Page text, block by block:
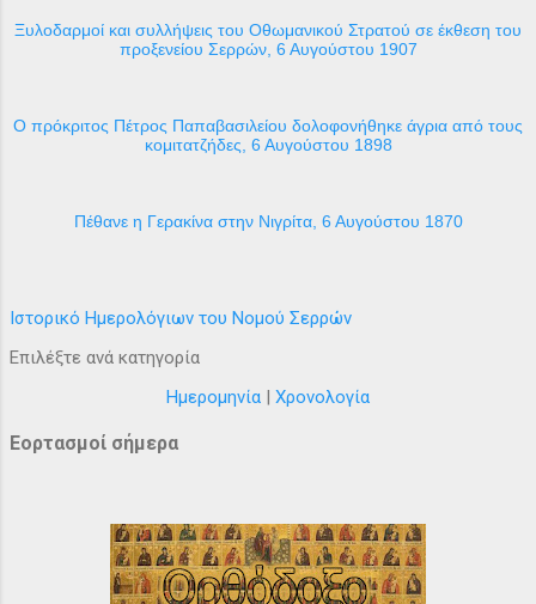
Ξυλοδαρμοί και συλλήψεις του Οθωμανικού Στρατού σε έκθεση του
προξενείου Σερρών, 6 Αυγούστου 1907
Ο πρόκριτος Πέτρος Παπαβασιλείου δολοφονήθηκε άγρια από τους
κομιτατζήδες, 6 Αυγούστου 1898
Πέθανε η Γερακίνα στην Νιγρίτα, 6 Αυγούστου 1870
Ιστορικό Ημερολόγιων του Νομού Σερρών
Επιλέξτε ανά κατηγορία
Ημερομηνία | Χρονολογία
Εορτασμοί σήμερα